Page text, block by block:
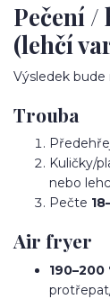
Pečení
(lehčí
Výsledek bude
Trouba
Kuličky/
nebo
Pečte
Air fryer
190–200